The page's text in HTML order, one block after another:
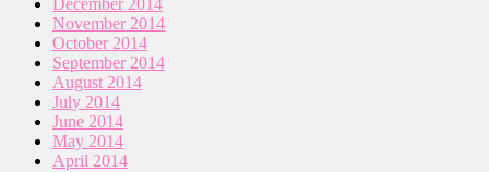
November 2014
October 2014
September 2014
August 2014
July 2014
June 2014
May 2014
April 2014